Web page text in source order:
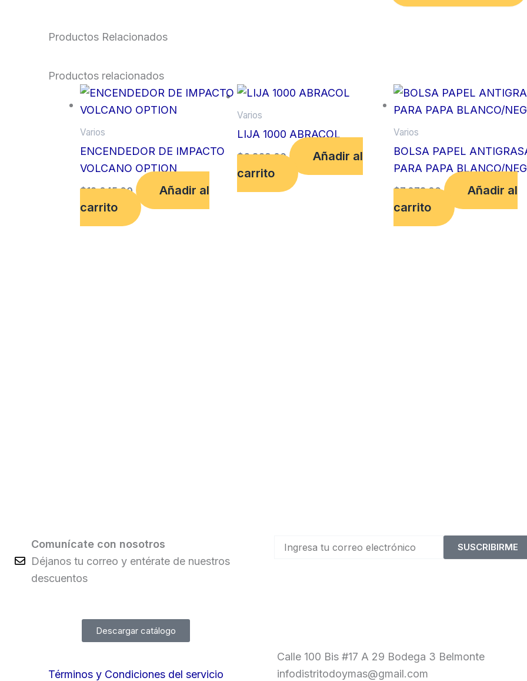
Productos Relacionados
Productos relacionados
Varios
ENCENDEDOR DE IMPACTO
VOLCANO OPTION
$12,045.00
Añadir al
carrito
Varios
LIJA 1000 ABRACOL
$6,829.00
Añadir al
carrito
Varios
BOLSA PAPEL
PARA PAPA BLANCO/
$7,073.00
Añadir al
carrito
Comunícate con nosotros
Déjanos tu correo y entérate de nuestros
descuentos
SUSCRIBIRME
Descargar catálogo
Términos y Condiciones del servicio
Calle 100 Bis #17 A 29 Bodega 3 Belmonte
infodistritodoymas@gmail.com